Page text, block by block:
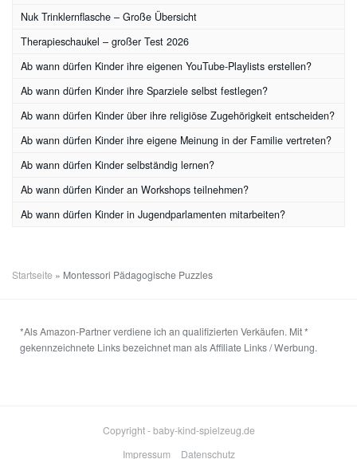
Nuk Trinklernflasche – Große Übersicht
Therapieschaukel – großer Test 2026
Ab wann dürfen Kinder ihre eigenen YouTube-Playlists erstellen?
Ab wann dürfen Kinder ihre Sparziele selbst festlegen?
Ab wann dürfen Kinder über ihre religiöse Zugehörigkeit entscheiden?
Ab wann dürfen Kinder ihre eigene Meinung in der Familie vertreten?
Ab wann dürfen Kinder selbständig lernen?
Ab wann dürfen Kinder an Workshops teilnehmen?
Ab wann dürfen Kinder in Jugendparlamenten mitarbeiten?
Startseite » Montessori Pädagogische Puzzles
*Als Amazon-Partner verdiene ich an qualifizierten Verkäufen. Mit *
gekennzeichnete Links bezeichnet man als Affiliate Links / Werbung.
Copyright - baby-kind-spielzeug.de
Impressum
Datenschutz